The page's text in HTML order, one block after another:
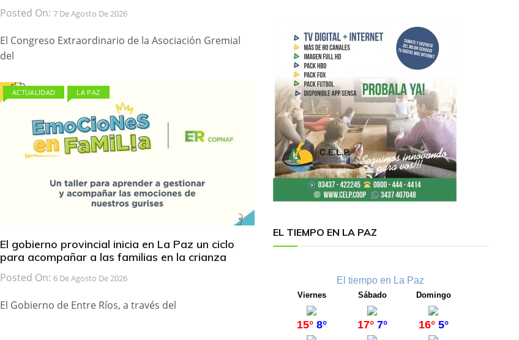
Posted On: 7 De Agosto De 2026
El Congreso Extraordinario de la Asociación Gremial
del
ACTUALIDAD LA PAZ
El gobierno provincial inicia en La Paz un ciclo
para acompañar a las familias en la crianza
Posted On: 6 De Agosto De 2026
El Gobierno de Entre Ríos, a través del
EL TIEMPO EN LA PAZ
El tiempo en La Paz
Viernes
15° 8°
Sábado
17° 7°
Domingo
16° 5°